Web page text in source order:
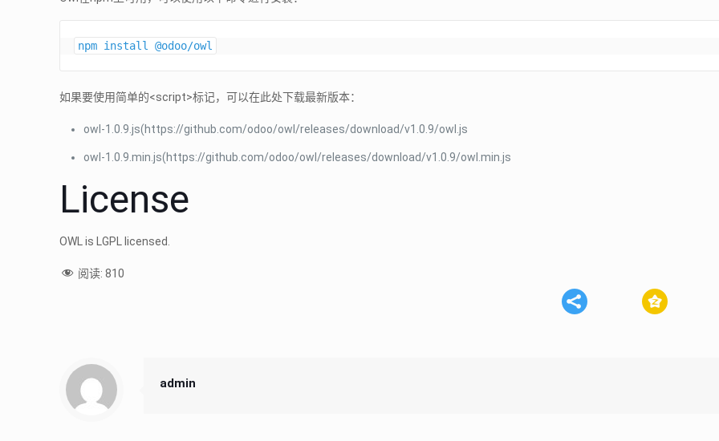
npm install @odoo/owl
如果要使用简单的<script>标记，可以在此处下载最新版本：
owl-1.0.9.js(https://github.com/odoo/owl/releases/download/v1.0.9/owl.js
owl-1.0.9.min.js(https://github.com/odoo/owl/releases/download/v1.0.9/owl.min.js
License
OWL is LGPL licensed.
阅读:810
admin